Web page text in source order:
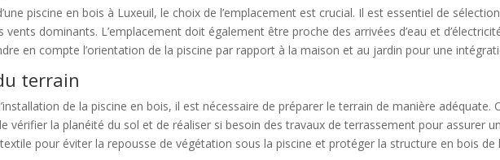
piscine en bois à Luxeuil, le choix de l’emplacement est crucial. Il est essentiel de
vents dominants. L’emplacement doit également être proche des arrivées d’eau et
en compte l’orientation de la piscine par rapport à la maison et au jardin pour une
terrain
de la piscine en bois, il est nécessaire de préparer le terrain de manière adéquate.
vérifier la planéité du sol et de réaliser si besoin des travaux de terrassement pour assurer
pour éviter la repousse de végétation sous la piscine et protéger la structure en bois de